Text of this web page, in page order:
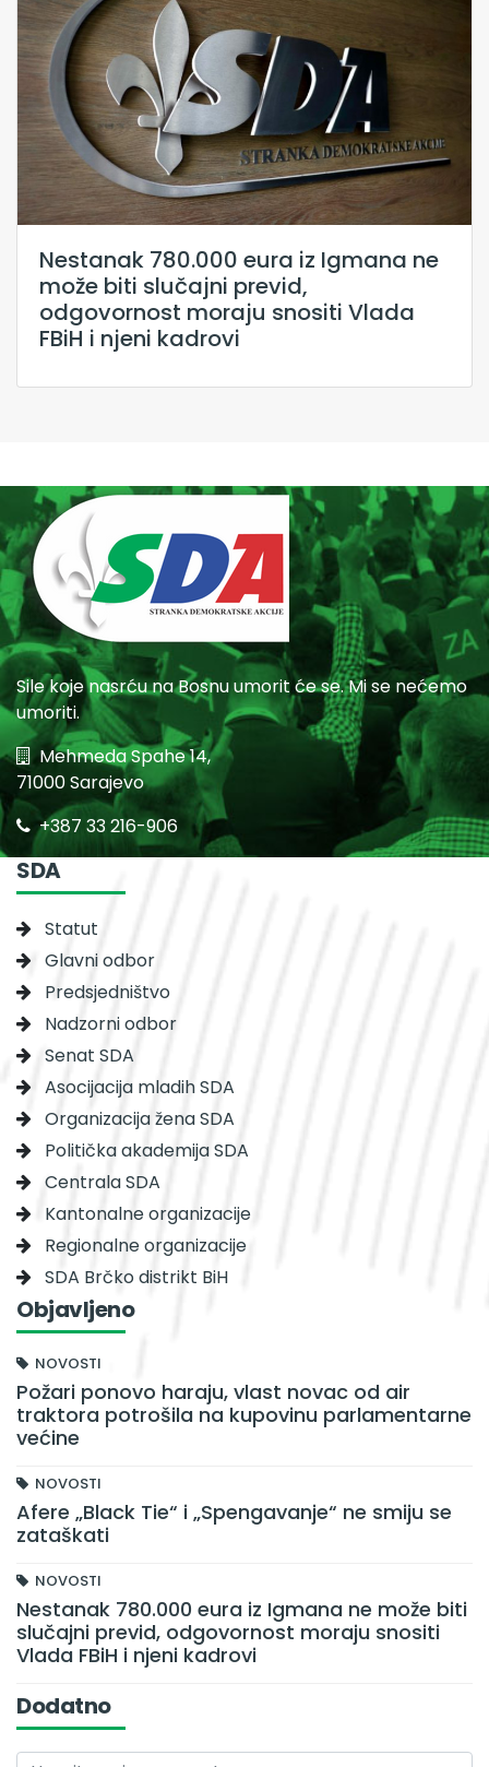
Nestanak 780.000 eura iz Igmana ne
može biti slučajni previd,
odgovornost moraju snositi Vlada
FBiH i njeni kadrovi
Sile koje nasrću na Bosnu umorit će se. Mi se nećemo
umoriti.
Mehmeda Spahe 14,
71000 Sarajevo
+387 33 216-906
SDA
Statut
Glavni odbor
Predsjedništvo
Nadzorni odbor
Senat SDA
Asocijacija mladih SDA
Organizacija žena SDA
Politička akademija SDA
Centrala SDA
Kantonalne organizacije
Regionalne organizacije
SDA Brčko distrikt BiH
Objavljeno
NOVOSTI
Požari ponovo haraju, vlast novac od air
traktora potrošila na kupovinu parlamentarne
većine
NOVOSTI
Afere „Black Tie“ i „Spengavanje“ ne smiju se
zataškati
NOVOSTI
Nestanak 780.000 eura iz Igmana ne može biti
slučajni previd, odgovornost moraju snositi
Vlada FBiH i njeni kadrovi
Dodatno